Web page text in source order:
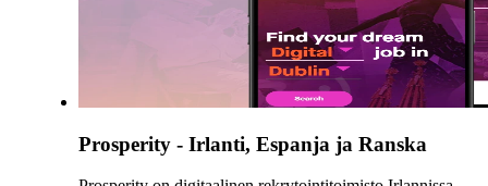
Prosperity - Irlanti, Espanja ja Ranska